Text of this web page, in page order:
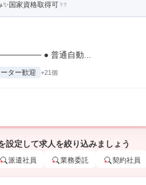
国家資格取得可
● 普通自動...
ター歓迎 +21個
設定して求人を絞り込みましょう
派遣社員 業務委託 契約社員